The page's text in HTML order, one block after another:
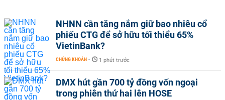
NHNN cần tăng nắm giữ bao nhiêu cổ
phiếu CTG để sở hữu tối thiểu 65%
VietinBank?
CHỨNG KHOÁN - 1 phút trước
DMX hút gần 700 tỷ đồng vốn ngoại
trong phiên thứ hai lên HOSE